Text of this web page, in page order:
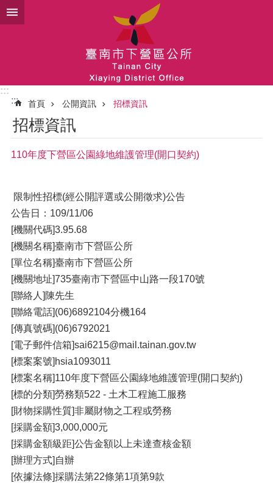
跳到主要內容區塊
:::
:::
首頁 公開資訊 招標資訊
招標資訊
110年度下營區公園綠地維護管理(開口契約)
限制性招標(經公開評選或公開徵求)公告
公告日：109/11/06
[機關代碼]3.95.68
[機關名稱]臺南市下營區公所
[單位名稱]臺南市下營區公所
[機關地址]735臺南市下營區中山路一段170號
[聯絡人]陳先生
[聯絡電話](06)6892104分機164
[傳真號碼](06)6792021
[電子郵件信箱]sai6215@mail.tainan.gov.tw
[標案案號]hsia1093011
[標案名稱]110年度下營區公園綠地維護管理(開口契約)
[標的分類]勞務類522 - 土木工程施工服務
[財物採購性質]非屬財物之工程或勞務
[採購金額]3,000,000元
[採購金額級距]公告金額以上未達查核金額
[辦理方式]自辦
[依據法條]採購法第22條第1項第9款